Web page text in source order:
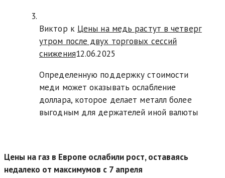
Виктор к Цены на медь растут в четверг
утром после двух торговых сессий
снижения12.06.2025
Определенную поддержку стоимости
меди может оказывать ослабление
доллара, которое делает металл более
выгодным для держателей иной валюты
Цены на газ в Европе ослабили рост, оставаясь
недалеко от максимумов с 7 апреля